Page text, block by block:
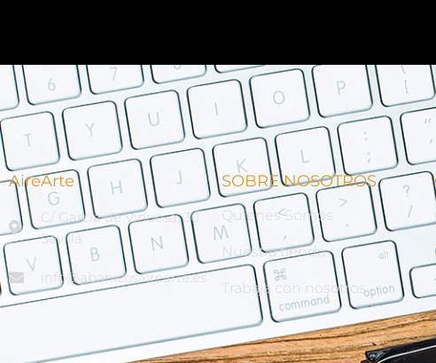
AireArte
C/ García de Vinuesa, 30
Sevilla
info@abanicosairearte.es
SOBRE NOSOTROS
Quienes Somos
Nuestra tienda
Trabaja con nosotros